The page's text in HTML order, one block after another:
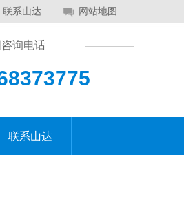
联系山达 网站地图
询电话
联系山达